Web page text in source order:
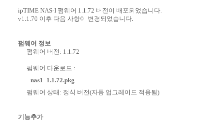
ipTIME NAS-I 펌웨어 1.1.72 버전이 배포되었습니다.
v1.1.70 이후 다음 사항이 변경되었습니다.
펌웨어 정보
펌웨어 버전: 1.1.72
펌웨어 다운로드 :
nas1_1.1.72.pkg
펌웨어 상태: 정식 버전(자동 업그레이드 적용됨)
기능추가